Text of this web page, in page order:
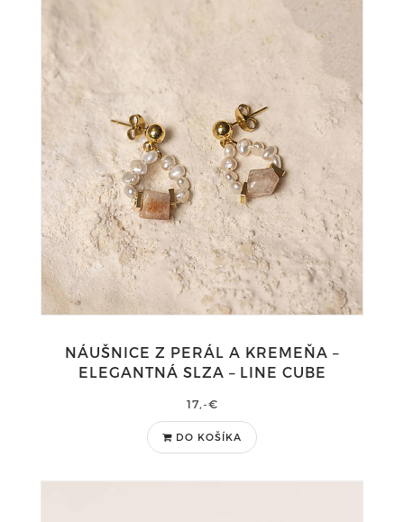
NÁUŠNICE Z PERÁL A KREMEŇA –
ELEGANTNÁ SLZA – LINE CUBE
17,-€
DO KOŠÍKA